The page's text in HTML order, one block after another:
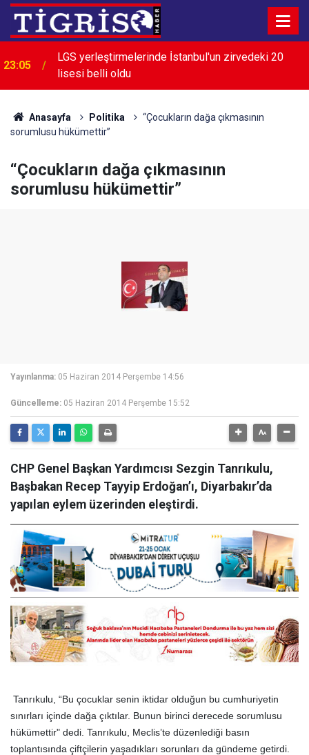
23:05
LGS yerleştirmelerinde İstanbul'un zirvedeki 20
lisesi belli oldu
22:28 İran: Boğaz'ın açılması ABD'nin tutumuna bağlı
Anasayfa Politika
“Çocukların dağa çıkmasının
sorumlusu hükümettir”
“Çocukların dağa çıkmasının
sorumlusu hükümettir”
Yayınlanma: 05 Haziran 2014 Perşembe 14:56
Güncelleme: 05 Haziran 2014 Perşembe 15:52
CHP Genel Başkan Yardımcısı Sezgin Tanrıkulu,
Başbakan Recep Tayyip Erdoğan’ı, Diyarbakır’da
yapılan eylem üzerinden eleştirdi.
Tanrıkulu, “Bu çocuklar senin iktidar olduğun bu cumhuriyetin
sınırları içinde dağa çıktılar. Bunun birinci derecede sorumlusu
hükümettir" dedi. Tanrıkulu, Meclis’te düzenlediği basın
toplantısında çiftçilerin yaşadıkları sorunları da gündeme getirdi.